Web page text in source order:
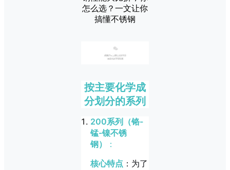
01
按主要化学成
分划分的系列
200系列（铬-
锰-镍不锈
钢）
：
核心特点 ：为了